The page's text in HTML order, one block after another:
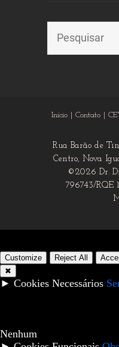
Início Contato
Rua Barão de
Centro, Nova
©2026 Dr.
796743/RQE
Customize Reject All
✖
► Cookies Necessários
Nenhum